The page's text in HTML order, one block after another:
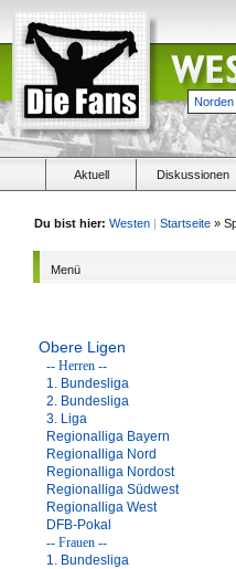
Norden
Aktuell Diskussionen
Du bist hier: Westen | Startseite »
Menü
Obere Ligen
-- Herren --
1. Bundesliga
2. Bundesliga
3. Liga
Regionalliga Bayern
Regionalliga Nord
Regionalliga Nordost
Regionalliga Südwest
Regionalliga West
DFB-Pokal
-- Frauen --
1. Bundesliga